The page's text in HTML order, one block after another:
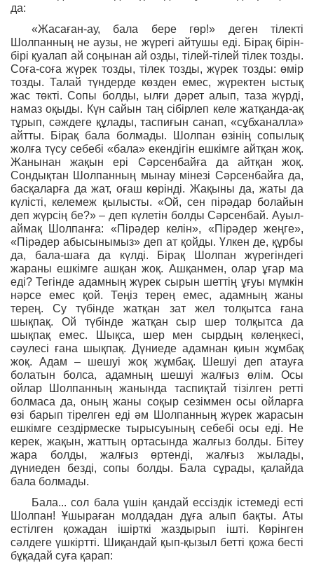
да:
«Жасаған-ау, бала бере гөр!» деген тілекті
Шолпанның не аузы, не жүрегі айтушы еді. Бірақ бірін-
бірі қуалап ай соңынан ай озды, тілей-тілей тілек тозды.
Соға-соға жүрек тозды, тілек тозды, жүрек тозды: өмір
тозды. Талай түндерде көзден емес, жүректен ыстық
жас төкті. Сопы болды, ылғи дәрет алып, таза жүрді,
намаз оқыды. Күн сайын таң сібірлеп келе жатқанда-ақ
тұрып, сәждеге құлады, таспиғын санап, «сұбханалла»
айтты. Бірақ бала болмады. Шолпан өзінің сопылық
жолға түсу себебі «бала» екендігін ешкімге айтқан жоқ.
Жанынан жақын ері Сәрсенбайға да айтқан жоқ.
Сондықтан Шолпанның мынау мінезі Сәрсенбайға да,
басқаларға да жат, оғаш көрінді. Жақыны да, жаты да
күлісті, келемеж қылысты. «Ой, сен пірәдар болайын
деп жүрсің бе?» – деп күлетін болды Сәрсенбай. Ауыл-
аймақ Шолпанға: «Пірәдер келін», «Пірәдер жеңге»,
«Пірәдер абысынымыз» деп ат қойды. Үлкен де, құрбы
да, бала-шаға да күлді. Бірақ Шолпан жүрегіндегі
жараны ешкімге ашқан жоқ. Ашқанмен, олар ұғар ма
еді? Тегінде адамның жүрек сырын шеттің ұғуы мүмкін
нәрсе емес қой. Теңіз терең емес, адамның жаны
терең. Су түбінде жатқан зат жел толқытса ғана
шықпақ. Ой түбінде жатқан сыр шер толқытса да
шықпақ емес. Шықса, шер мен сырдың көлеңкесі,
сәулесі ғана шықпақ. Дүниеде адамнан қиын жұмбақ
жоқ. Адам – шешуі жоқ жұмбақ. Шешуі деп атауға
болатын болса, адамның шешуі жалғыз өлім. Осы
ойлар Шолпанның жанында таспиқтай тізілген ретті
болмаса да, оның жаны соқыр сезіммен осы ойларға
өзі барып тірелген еді әм Шолпанның жүрек жарасын
ешкімге сездірмеске тырысуының себебі осы еді. Не
керек, жақын, жаттың ортасында жалғыз болды. Бітеу
жара болды, жалғыз өртенді, жалғыз жылады,
дүниеден безді, сопы болды. Бала сұрады, қалайда
бала болмады.
Бала... сол бала үшін қандай ессіздік істемеді есті
Шолпан! Ұшыраған молдадан дұға алып бақты. Аты
естілген қожадан ішірткі жаздырып ішті. Көрінген
сәлдеге үшкіртті. Шиқандай қып-қызыл бетті қожа бесті
бұқадай суға қарап: